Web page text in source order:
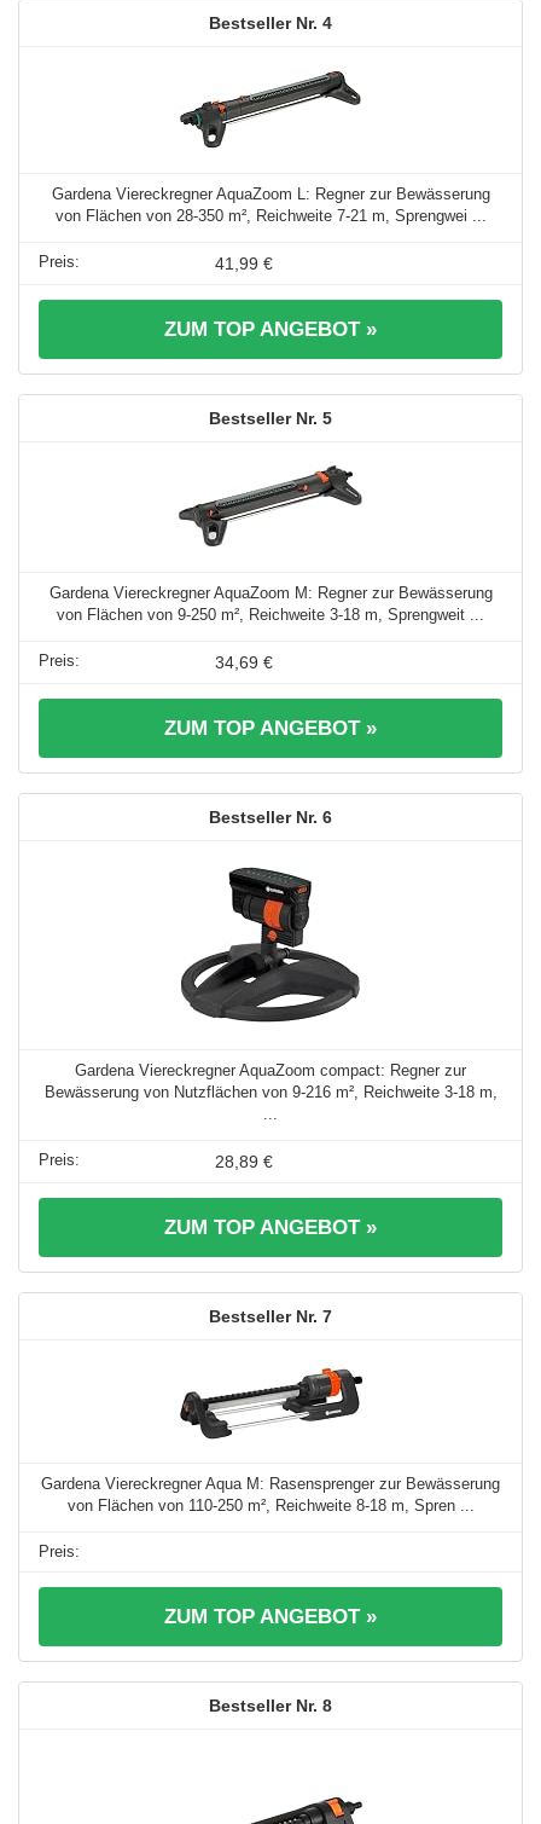
4
Gardena Viereckregner AquaZoom L: Regner zur Bewässerung
von Flächen von 28-350 m², Reichweite 7-21 m, Sprengwei ...
41,99 €
ZUM TOP ANGEBOT »
5
Gardena Viereckregner AquaZoom M: Regner zur Bewässerung
von Flächen von 9-250 m², Reichweite 3-18 m, Sprengweit ...
34,69 €
ZUM TOP ANGEBOT »
6
Gardena Viereckregner AquaZoom compact: Regner zur
Bewässerung von Nutzflächen von 9-216 m², Reichweite 3-18 m,
28,89 €
ZUM TOP ANGEBOT »
7
Gardena Viereckregner Aqua M: Rasensprenger zur Bewässerung
von Flächen von 110-250 m², Reichweite 8-18 m, Spren ...
ZUM TOP ANGEBOT »
8